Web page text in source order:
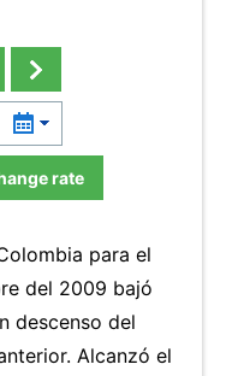
rate
para el
del 2009 bajó
descenso del
Alcanzó el